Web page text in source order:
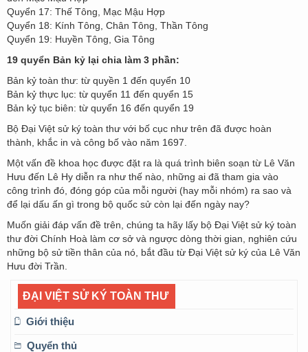
Quyển 17: Thế Tông, Mạc Mậu Hợp
Quyển 18: Kính Tông, Chân Tông, Thần Tông
Quyển 19: Huyền Tông, Gia Tông
19 quyển Bản kỷ lại chia làm 3 phần:
Bản kỷ toàn thư: từ quyền 1 đến quyển 10
Bản kỷ thực lục: từ quyển 11 đến quyển 15
Bản kỷ tục biên: từ quyển 16 đến quyển 19
Bộ Đại Việt sử ký toàn thư với bố cục như trên đã được hoàn
thành, khắc in và công bố vào năm 1697.
Một vấn đề khoa học được đặt ra là quá trình biên soạn từ Lê Văn
Hưu đến Lê Hy diễn ra như thế nào, những ai đã tham gia vào
công trình đó, đóng góp của mỗi người (hay mỗi nhóm) ra sao và
để lại dấu ấn gì trong bộ quốc sử còn lại đến ngày nay?
Muốn giải đáp vấn đề trên, chúng ta hãy lấy bộ Đại Việt sử ký toàn
thư đời Chính Hoà làm cơ sở và ngược dòng thời gian, nghiên cứu
những bộ sử tiền thân của nó, bắt đầu từ Đại Việt sử ký của Lê Văn
Hưu đời Trần.
ĐẠI VIỆT SỬ KÝ TOÀN THƯ
Giới thiệu
Quyển thủ